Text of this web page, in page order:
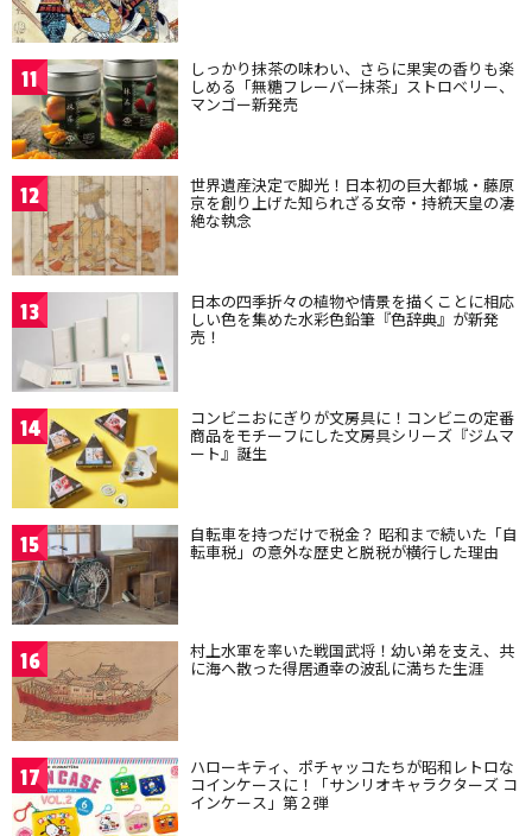
11 しっかり抹茶の味わい、さらに果実の香りも楽
しめる「無糖フレーバー抹茶」ストロベリー、
マンゴー新発売
12 世界遺産決定で脚光！日本初の巨大都城・藤原
京を創り上げた知られざる女帝・持統天皇の凄
絶な執念
13 日本の四季折々の植物や情景を描くことに相応
しい色を集めた水彩色鉛筆『色辞典』が新発
売！
14 コンビニおにぎりが文房具に！コンビニの定番
商品をモチーフにした文房具シリーズ『ジムマ
ート』誕生
15 自転車を持つだけで税金？ 昭和まで続いた「自
転車税」の意外な歴史と脱税が横行した理由
16 村上水軍を率いた戦国武将！幼い弟を支え、共
に海へ散った得居通幸の波乱に満ちた生涯
17 ハローキティ、ポチャッコたちが昭和レトロな
コインケースに！「サンリオキャラクターズ コ
インケース」第２弾